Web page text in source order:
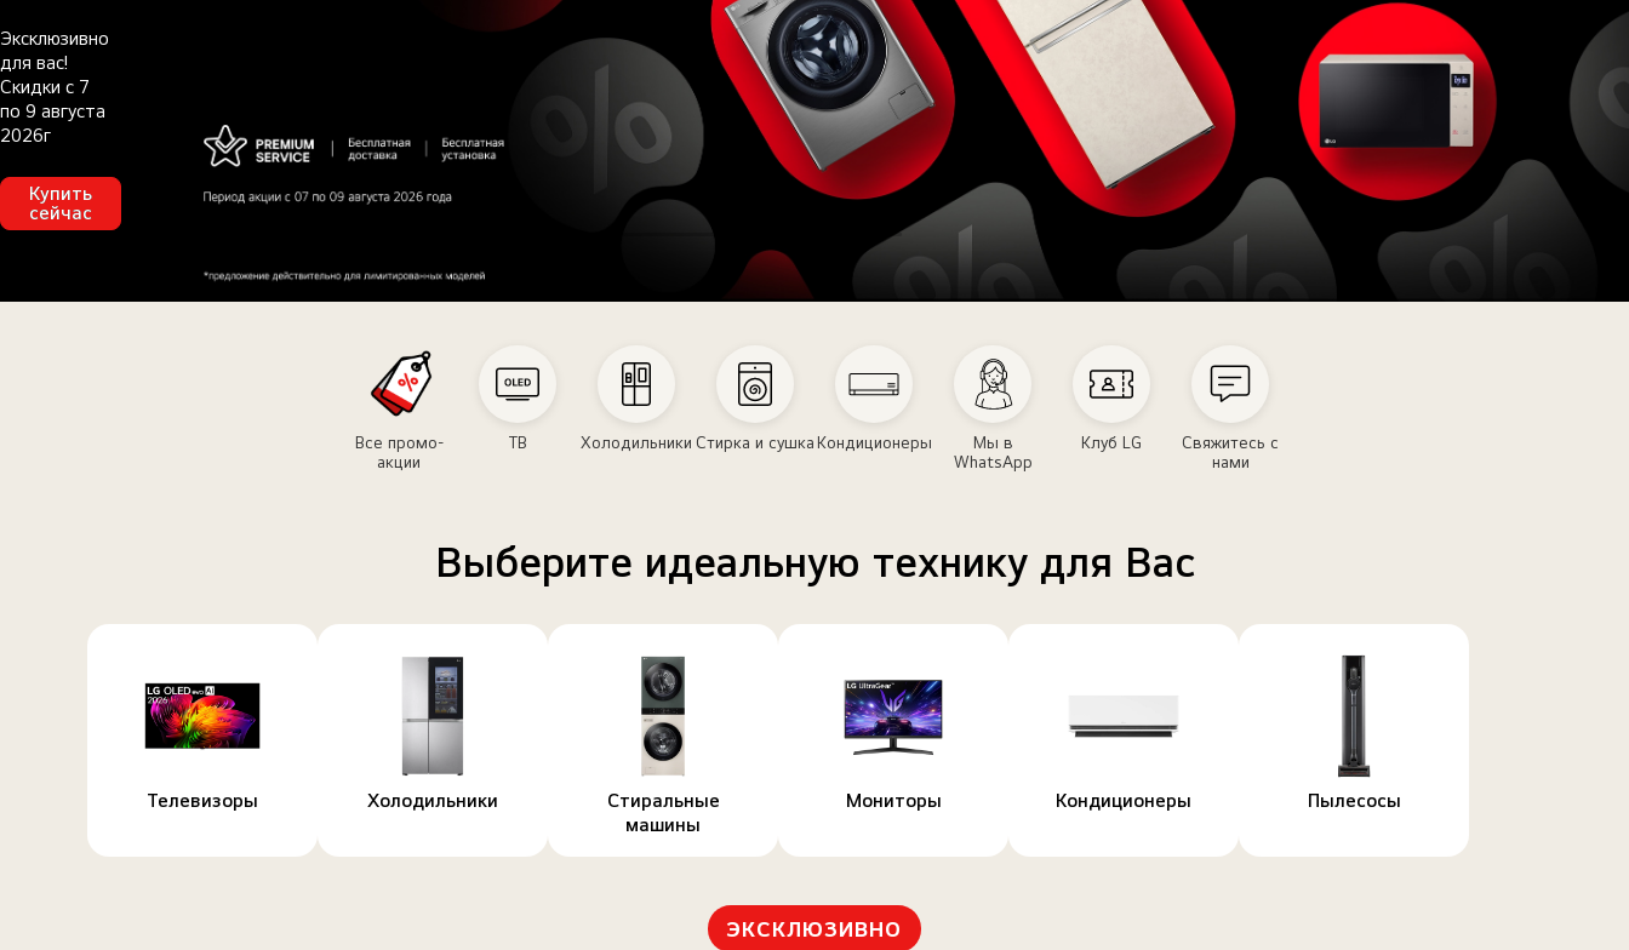
Эксклюзивно
для вас!
Скидки c 7
по 9 августа
2026г
<br>LG
WEEKEND
Купить
сейчас
Все промо-
акции
ТВ Холодильники Стирка и сушкаКондиционеры
Мы в
WhatsApp
Клуб LG
Свяжитесь с
нами
Выберите идеальную технику для Вас
Телевизоры Холодильники
Стиральные
машины
Мониторы Кондиционеры Пылесосы
ЭКСКЛЮЗИВНО